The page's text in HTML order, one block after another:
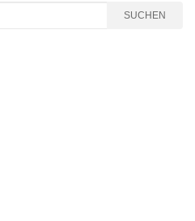
SUCHEN